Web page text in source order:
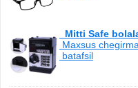
Mitti Safe
Maxsus
batafsil